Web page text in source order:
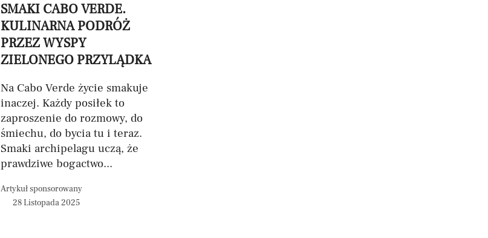
SMAKI CABO VERDE.
KULINARNA PODRÓŻ
PRZEZ WYSPY
ZIELONEGO PRZYLĄDKA
Na Cabo Verde życie smakuje
inaczej. Każdy posiłek to
zaproszenie do rozmowy, do
śmiechu, do bycia tu i teraz.
Smaki archipelagu uczą, że
prawdziwe bogactwo...
Artykuł sponsorowany
28 Listopada 2025